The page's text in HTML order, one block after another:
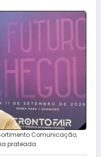
Comunicação,
prateada